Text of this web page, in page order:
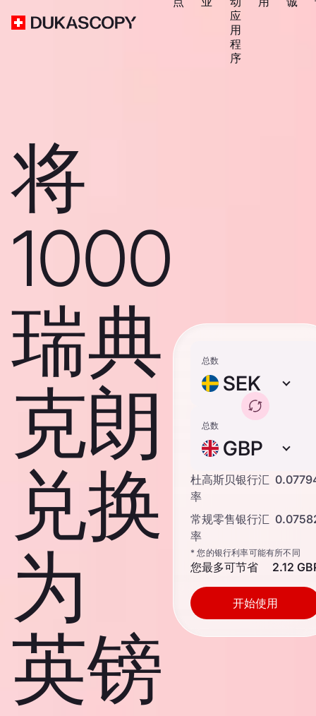
应
用
程
序
将
1000
瑞典
克朗
兑换
为
英镑
总数
SEK
总数
GBP
杜高斯贝银行汇
率
常规零售银行汇
率
* 您的银行利率可能有所不同
您最多可节省 2.12
开始使用